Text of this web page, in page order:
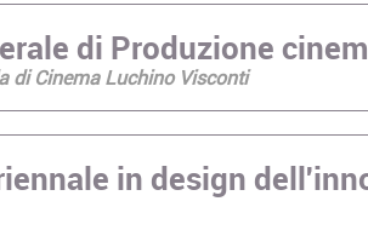
di Produzione
di Cinema Luchino Visconti
in design